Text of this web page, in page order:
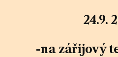
24.9.
-na zářijový